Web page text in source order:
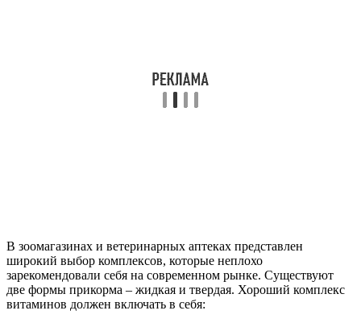
В зоомагазинах и ветеринарных аптеках представлен
широкий выбор комплексов, которые неплохо
зарекомендовали себя на современном рынке. Существуют
две формы прикорма – жидкая и твердая. Хороший комплекс
витаминов должен включать в себя: